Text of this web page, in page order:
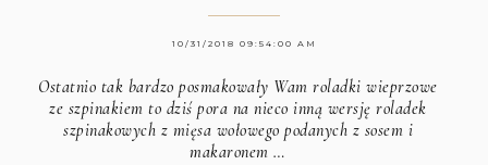
10/31/2018 09:54:00 AM
Ostatnio tak bardzo posmakowały Wam roladki wieprzowe
ze szpinakiem to dziś pora na nieco inną wersję roladek
szpinakowych z mięsa wołowego podanych z sosem i
makaronem …